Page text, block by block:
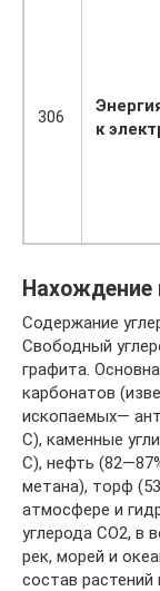
306
к
Нахождение
Содержание
Свободный
графита.
карбонатов
ископаемых—
С), каменные
С), нефть
метана), торф
атмосфере и
углерода СО2, в
рек, морей и
состав